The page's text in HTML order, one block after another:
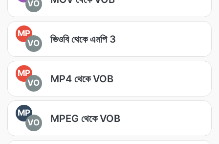
VO
MP
VO
ভিওবি থেকে এমপি 3
MP
VO
MP4 থেকে VOB
MP
VO
MPEG থেকে VOB